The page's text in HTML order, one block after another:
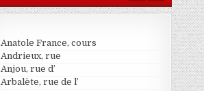
Anatole France, cours
Andrieux, rue
Anjou, rue d’
Arbalète, rue de l’